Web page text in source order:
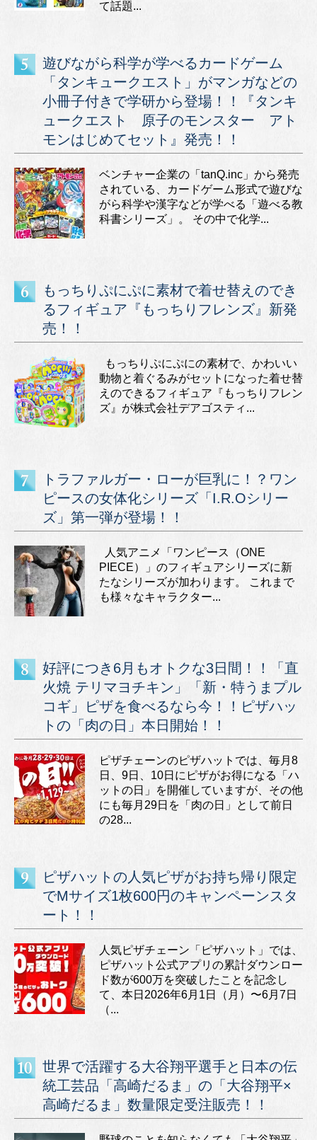
て話題...
遊びながら科学が学べるカードゲーム
「タンキュークエスト」がマンガなどの
小冊子付きで学研から登場！！『タンキ
ュークエスト 原子のモンスター アト
モンはじめてセット』発売！！
ベンチャー企業の「tanQ.inc」から発売
されている、カードゲーム形式で遊びな
がら科学や漢字などが学べる「遊べる教
科書シリーズ」。 その中で化学...
もっちりぷにぷに素材で着せ替えのでき
るフィギュア『もっちりフレンズ』新発
売！！
もっちりぷにぷにの素材で、かわいい
動物と着ぐるみがセットになった着せ替
えのできるフィギュア『もっちりフレン
ズ』が株式会社デアゴスティ...
トラファルガー・ローが巨乳に！？ワン
ピースの女体化シリーズ「I.R.Oシリー
ズ」第一弾が登場！！
人気アニメ「ワンピース（ONE
PIECE）」のフィギュアシリーズに新
たなシリーズが加わります。 これまで
も様々なキャラクター...
好評につき6月もオトクな3日間！！「直
火焼 テリマヨチキン」「新・特うまプル
コギ」ピザを食べるなら今！！ピザハッ
トの「肉の日」本日開始！！
ピザチェーンのピザハットでは、毎月8
日、9日、10日にピザがお得になる「ハ
ットの日」を開催していますが、その他
にも毎月29日を「肉の日」として前日
の28...
ピザハットの人気ピザがお持ち帰り限定
でMサイズ1枚600円のキャンペーンスタ
ート！！
人気ピザチェーン「ピザハット」では、
ピザハット公式アプリの累計ダウンロー
ド数が600万を突破したことを記念し
て、本日2026年6月1日（月）〜6月7日
（...
世界で活躍する大谷翔平選手と日本の伝
統工芸品「高崎だるま」の「大谷翔平×
高崎だるま」数量限定受注販売！！